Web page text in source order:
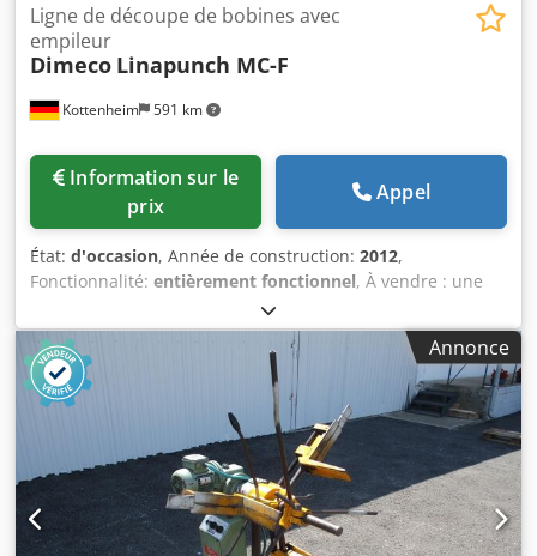
Kottenheim 591 km
Ligne de découpe de bobines avec
empileur
Dimeco Linapunch MC-F
prix
Appel
État: d'occasion, Année de construction: 2012,
Fonctionnalité: entièrement fonctionnel, À vendre : une
puissante ligne de découpe de bobines CNC DIMECO
LINAPUNCH MC-F pour l’usinage automatisé de matériaux
en bande directement à partir de la bobine. Cette ligne est
particulièrement adaptée à la production économique de
tôles perforées, de plaques de montage, de rails de
fixation, de composants de ventilation, ainsi que de pièces
découpées sur mesure en moyennes et grandes séries.
Grâce au traitement direct à partir de la bobine, la
consommation de matériau, les temps de préparation et
les coûts unitaires sont considérablement réduits. La
Annonce